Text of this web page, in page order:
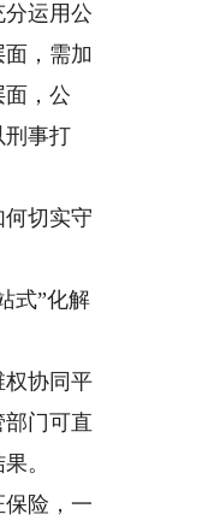
运用公
，需加
，公
刑事打
切实守
式”化解
协同平
门可直
。
险，一